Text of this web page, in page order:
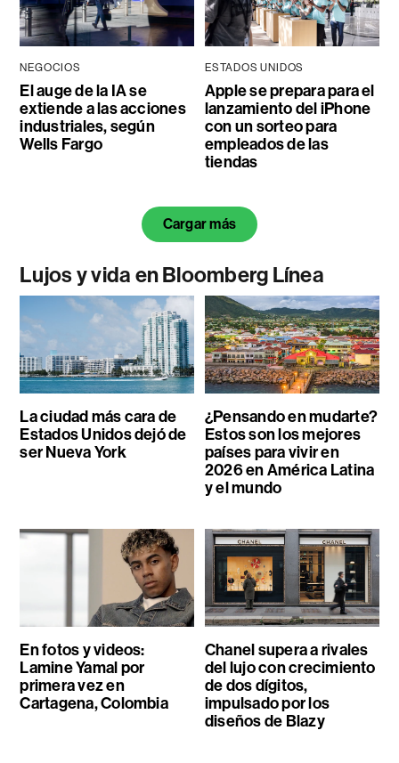
NEGOCIOS
El auge de la IA se
extiende a las acciones
industriales, según
Wells Fargo
ESTADOS UNIDOS
Apple se prepara para el
lanzamiento del iPhone
con un sorteo para
empleados de las
tiendas
Cargar más
Lujos y vida en Bloomberg Línea
La ciudad más cara de
Estados Unidos dejó de
ser Nueva York
¿Pensando en mudarte?
Estos son los mejores
países para vivir en
2026 en América Latina
y el mundo
En fotos y videos:
Lamine Yamal por
primera vez en
Cartagena, Colombia
Chanel supera a rivales
del lujo con crecimiento
de dos dígitos,
impulsado por los
diseños de Blazy